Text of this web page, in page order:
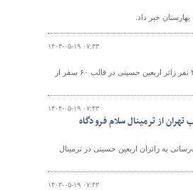
۱۴۰۴-۰۵-۱۹ ۰۷:۴۳
مدیر کل راهداری و حمل و نقل جاده‌ای استان سیستان و بلوچستان از اعزام ۲ هزار و ۳۳۶ نفر زائر اربعین حسینی در قالب ۶۰ سفر از
۱۴۰۴-۰۵-۱۹ ۰۷:۴۳
از ترمینال سلام فرودگاه
به زائران اربعین حسینی در ترمینال
۱۴۰۴-۰۵-۱۹ ۰۷:۴۲